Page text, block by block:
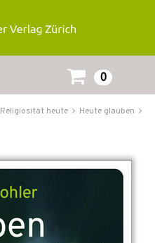
0
Religiosität heute
Heute glauben